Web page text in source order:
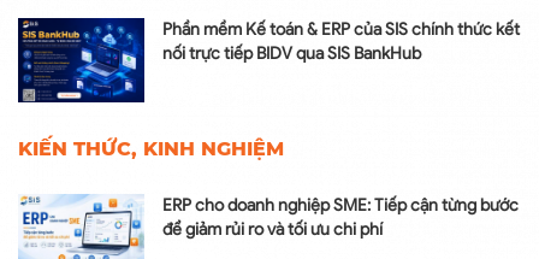
Phần mềm Kế toán & ERP của SIS chính thức kết
nối trực tiếp BIDV qua SIS BankHub
KIẾN THỨC, KINH NGHIỆM
ERP cho doanh nghiệp SME: Tiếp cận từng bước
để giảm rủi ro và tối ưu chi phí